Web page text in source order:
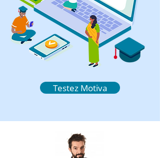
Testez Motiva